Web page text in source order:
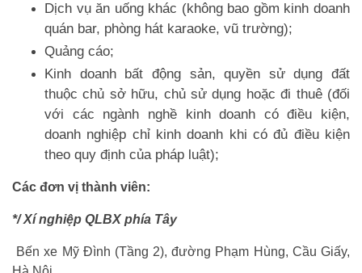
Dịch vụ ăn uống khác (không bao gồm kinh doanh
quán bar, phòng hát karaoke, vũ trường);
Quảng cáo;
Kinh doanh bất động sản, quyền sử dụng đất
thuộc chủ sở hữu, chủ sử dụng hoặc đi thuê (đối
với các ngành nghề kinh doanh có điều kiện,
doanh nghiệp chỉ kinh doanh khi có đủ điều kiện
theo quy định của pháp luật);
Các đơn vị thành viên:
*/ Xí nghiệp QLBX phía Tây
Bến xe Mỹ Đình (Tầng 2), đường Phạm Hùng, Cầu Giấy,